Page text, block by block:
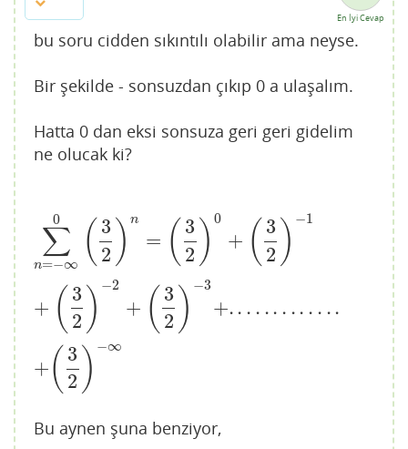
En İyi Cevap
bu soru cidden sıkıntılı olabilir ama neyse.
Bir şekilde - sonsuzdan çıkıp 0 a ulaşalım.
Hatta 0 dan eksi sonsuza geri geri gidelim
ne olucak ki?
∑
n=−∞
0 ( 3
2 ) n
= ( 3
2 ) 0
+ ( 3
2 ) −1
+ ( 3
2 ) −2
+ ( 3
2 ) −3
+.. . . .. . .. . . ..
+( 3
2 ) −∞
n= − 0 32 n 32 0 +(3 2) 1+( 32 )−2 + .
Bu aynen şuna benziyor,